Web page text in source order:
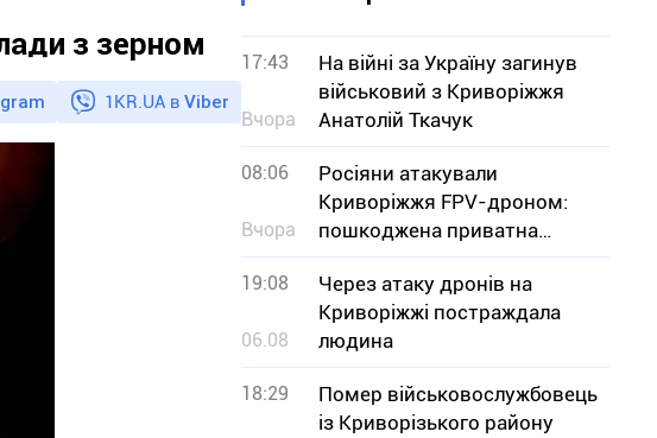
з зерном
1KR.UA в Viber
17:43
Вчора
На війні за Україну загинув
військовий з Криворіжжя
Анатолій Ткачук
08:06
Вчора
Росіяни атакували
Криворіжжя FPV-дроном:
пошкоджена приватна
оселя
19:08
06.08
Через атаку дронів на
Криворіжжі постраждала
людина
18:29
Помер військовослужбовець
із Криворізького району